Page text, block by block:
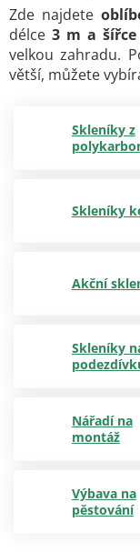
Zde najdete
délce 3 m a
velkou zahradu.
větší, můžete
Skleníky z
Skleníky
Akční
Skleníky
Nářadí na
montáž
Výbava na
pěstování